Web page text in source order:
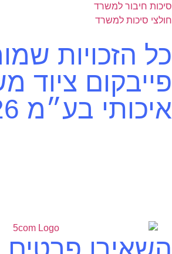
סיכות חיבור למשרד
חולצי סיכות למשרד
כל הזכויות
פייבקום ציוד
איכותי בע״מ 2026